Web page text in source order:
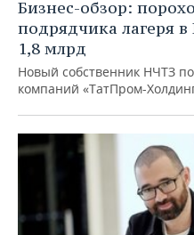
Бизнес-обзор:
подрядчика лагеря
1,8 млрд
Новый собственник НЧТЗ
компаний «ТатПром-